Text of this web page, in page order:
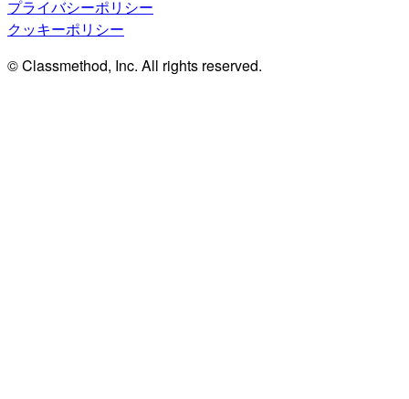
プライバシーポリシー
クッキーポリシー
© Classmethod, Inc. All rights reserved.